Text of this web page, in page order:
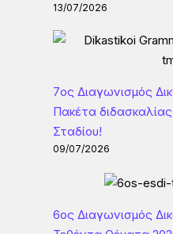
13/07/2026
7ος Διαγωνισμός
Πακέτα
Σταδίου!
09/07/2026
6ος Διαγωνισμός